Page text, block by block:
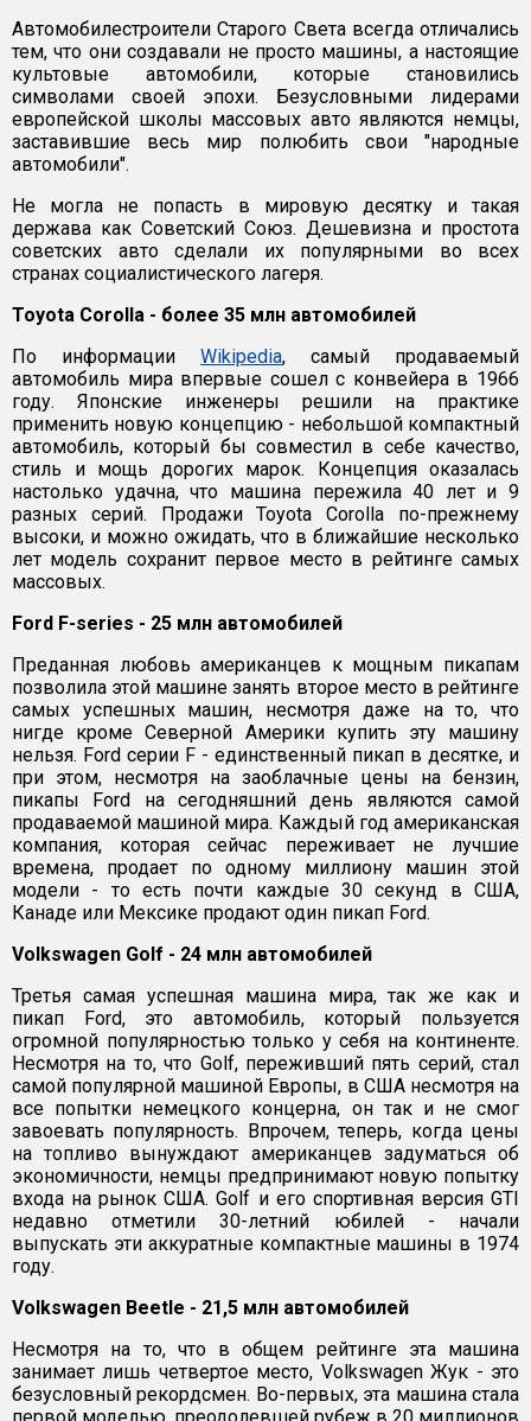
Автомобилестроители Старого Света всегда отличались
тем, что они создавали не просто машины, а настоящие
культовые автомобили, которые становились
символами своей эпохи. Безусловными лидерами
европейской школы массовых авто являются немцы,
заставившие весь мир полюбить свои "народные
автомобили".
Не могла не попасть в мировую десятку и такая
держава как Советский Союз. Дешевизна и простота
советских авто сделали их популярными во всех
странах социалистического лагеря.
Toyota Corolla - более 35 млн автомобилей
По информации Wikipedia, самый продаваемый
автомобиль мира впервые сошел с конвейера в 1966
году. Японские инженеры решили на практике
применить новую концепцию - небольшой компактный
автомобиль, который бы совместил в себе качество,
стиль и мощь дорогих марок. Концепция оказалась
настолько удачна, что машина пережила 40 лет и 9
разных серий. Продажи Toyota Corolla по-прежнему
высоки, и можно ожидать, что в ближайшие несколько
лет модель сохранит первое место в рейтинге самых
массовых.
Ford F-series - 25 млн автомобилей
Преданная любовь американцев к мощным пикапам
позволила этой машине занять второе место в рейтинге
самых успешных машин, несмотря даже на то, что
нигде кроме Северной Америки купить эту машину
нельзя. Ford серии F - единственный пикап в десятке, и
при этом, несмотря на заоблачные цены на бензин,
пикапы Ford на сегодняшний день являются самой
продаваемой машиной мира. Каждый год американская
компания, которая сейчас переживает не лучшие
времена, продает по одному миллиону машин этой
модели - то есть почти каждые 30 секунд в США,
Канаде или Мексике продают один пикап Ford.
Volkswagen Golf - 24 млн автомобилей
Третья самая успешная машина мира, так же как и
пикап Ford, это автомобиль, который пользуется
огромной популярностью только у себя на континенте.
Несмотря на то, что Golf, переживший пять серий, стал
самой популярной машиной Европы, в США несмотря на
все попытки немецкого концерна, он так и не смог
завоевать популярность. Впрочем, теперь, когда цены
на топливо вынуждают американцев задуматься об
экономичности, немцы предпринимают новую попытку
входа на рынок США. Golf и его спортивная версия GTI
недавно отметили 30-летний юбилей - начали
выпускать эти аккуратные компактные машины в 1974
году.
Volkswagen Beetle - 21,5 млн автомобилей
Несмотря на то, что в общем рейтинге эта машина
занимает лишь четвертое место, Volkswagen Жук - это
безусловный рекордсмен. Во-первых, эта машина стала
первой моделью, преодолевшей рубеж в 20 миллионов